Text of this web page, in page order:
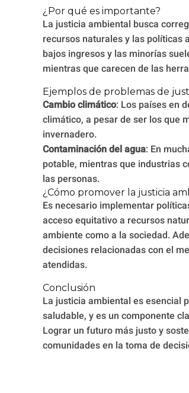
¿Por qué es importante?
La justicia ambiental busca
recursos naturales y las políticas
bajos ingresos y las minorías
mientras que carecen de las
Ejemplos de problemas de
Cambio climático: Los países en
climático, a pesar de ser los que
invernadero.
Contaminación del agua: En
potable, mientras que industrias
las personas.
¿Cómo promover la justicia
Es necesario implementar
acceso equitativo a recursos
ambiente como a la sociedad.
decisiones relacionadas con el
atendidas.
Conclusión
La justicia ambiental es esencial
saludable, y es un componente
Lograr un futuro más justo y
comunidades en la toma de